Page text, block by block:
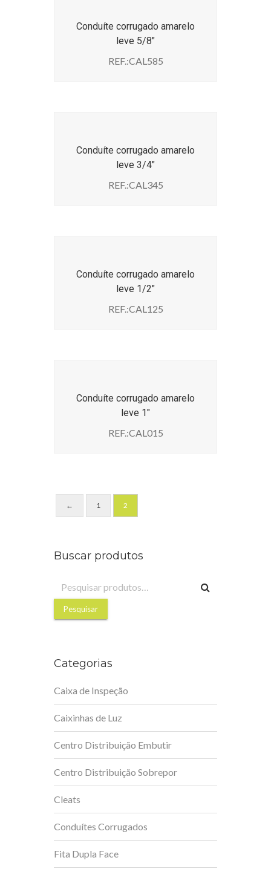
Conduíte corrugado amarelo
leve 5/8″
REF.:CAL585
Conduíte corrugado amarelo
leve 3/4″
REF.:CAL345
Conduíte corrugado amarelo
leve 1/2″
REF.:CAL125
Conduíte corrugado amarelo
leve 1″
REF.:CAL015
← 1 2
Buscar produtos
Pesquisar
por:
Pesquisar
Categorias
Caixa de Inspeção
Caixinhas de Luz
Centro Distribuição Embutir
Centro Distribuição Sobrepor
Cleats
Conduítes Corrugados
Fita Dupla Face